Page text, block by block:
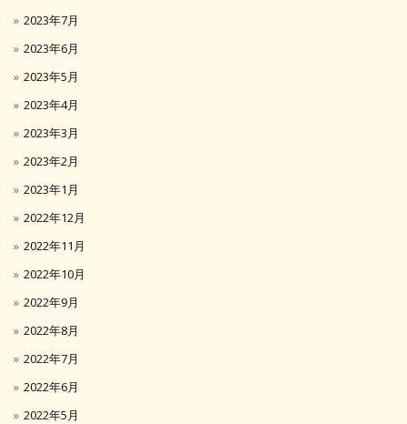
2023年7月
2023年6月
2023年5月
2023年4月
2023年3月
2023年2月
2023年1月
2022年12月
2022年11月
2022年10月
2022年9月
2022年8月
2022年7月
2022年6月
2022年5月